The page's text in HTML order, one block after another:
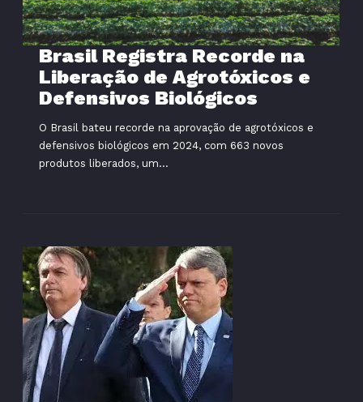
Brasil Registra Recorde na
Liberação de Agrotóxicos e
Defensivos Biológicos
O Brasil bateu recorde na aprovação de agrotóxicos e
defensivos biológicos em 2024, com 663 novos
produtos liberados, um...